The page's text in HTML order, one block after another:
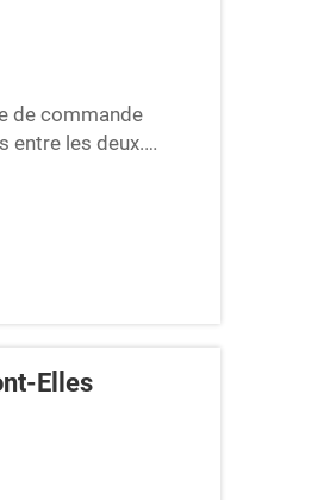
de commande
entre les deux.
Elles